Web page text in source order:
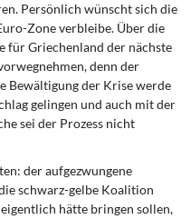
Persönlich wünscht sich die
Zone verbleibe. Über die
für Griechenland der nächste
denn der
Bewältigung der Krise werde
gelingen und auch mit der
sei der Prozess nicht
der aufgezwungene
schwarz-gelbe Koalition
hätte bringen sollen,